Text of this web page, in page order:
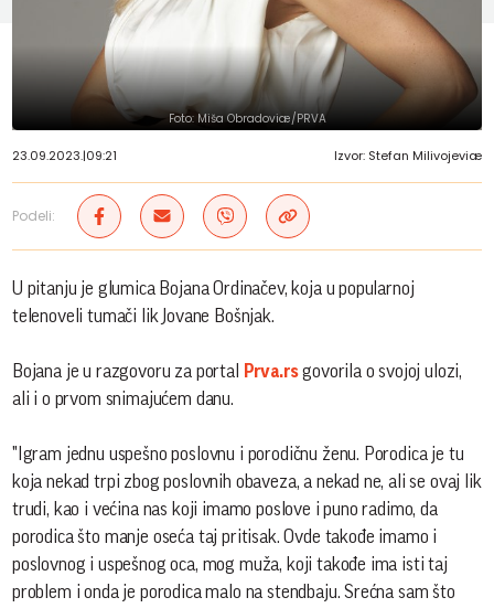
Foto: Miša Obradoviæ/PRVA
23.09.2023.|09:21 Izvor: Stefan Milivojeviæ
Podeli:
U pitanju je glumica Bojana Ordinačev, koja u popularnoj
telenoveli tumači lik Jovane Bošnjak.
Bojana je u razgovoru za portal Prva.rsgovorila o svojoj ulozi,
ali i o prvom snimajućem danu.
"Igram jednu uspešno poslovnu i porodičnu ženu. Porodica je tu
koja nekad trpi zbog poslovnih obaveza, a nekad ne, ali se ovaj lik
trudi, kao i većina nas koji imamo poslove i puno radimo, da
porodica što manje oseća taj pritisak. Ovde takođe imamo i
poslovnog i uspešnog oca, mog muža, koji takođe ima isti taj
problem i onda je porodica malo na stendbaju. Srećna sam što